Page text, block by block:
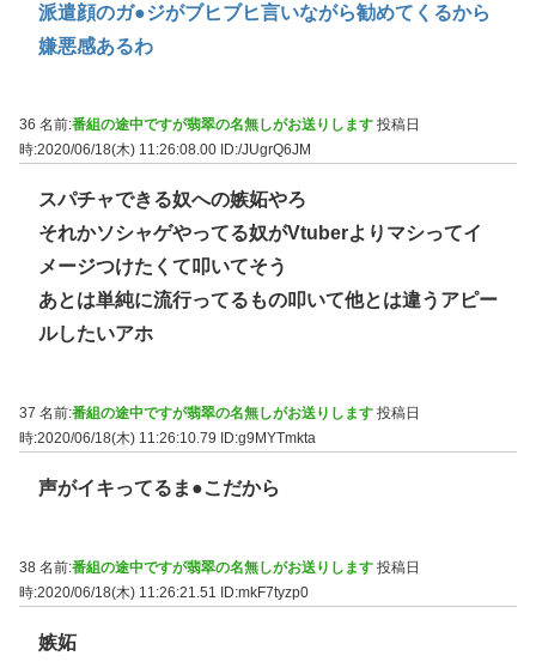
派遣顔のガ●ジがブヒブヒ言いながら勧めてくるから
嫌悪感あるわ
36 名前:番組の途中ですが翡翠の名無しがお送りします 投稿日
時:2020/06/18(木) 11:26:08.00 ID:/JUgrQ6JM
スパチャできる奴への嫉妬やろ
それかソシャゲやってる奴がVtuberよりマシってイ
メージつけたくて叩いてそう
あとは単純に流行ってるもの叩いて他とは違うアピー
ルしたいアホ
37 名前:番組の途中ですが翡翠の名無しがお送りします 投稿日
時:2020/06/18(木) 11:26:10.79
ID:g9MYTmkta
声がイキってるま●こだから
38 名前:番組の途中ですが翡翠の名無しがお送りします 投稿日
時:2020/06/18(木) 11:26:21.51 ID:mkF7tyzp0
嫉妬